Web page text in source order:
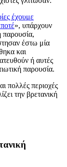
έχουμε
», υπάρχουν
παρουσία,
έστω μία
και
ή αυτές
παρουσία.
πολλές περιοχές
την βρετανική